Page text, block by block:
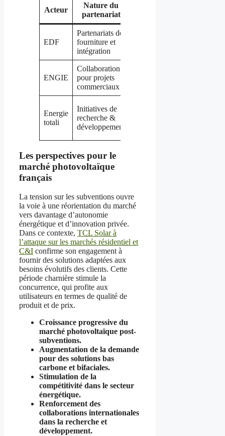
Acteur
Nature du
partenariat
EDF
Partenariats de
fourniture et
intégration
ENGIE
Collaboration
pour projets
commerciaux
Energie
totali
Initiatives de
recherche &
développement
Les perspectives pour le
marché photovoltaïque
français
La tension sur les subventions ouvre
la voie à une réorientation du marché
vers davantage d’autonomie
énergétique et d’innovation privée.
Dans ce contexte, TCL Solar à
l’attaque sur les marchés résidentiel et
C&I confirme son engagement à
fournir des solutions adaptées aux
besoins évolutifs des clients. Cette
période charnière stimule la
concurrence, qui profite aux
utilisateurs en termes de qualité de
produit et de prix.
Croissance progressive du
marché photovoltaïque post-
subventions.
Augmentation de la demande
pour des solutions bas
carbone et bifaciales.
Stimulation de la
compétitivité dans le secteur
énergétique.
Renforcement des
collaborations internationales
dans la recherche et
développement.